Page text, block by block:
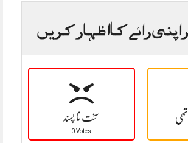
رائے کا اظہار کریں
سخت نا پسند
0 Votes
تھی